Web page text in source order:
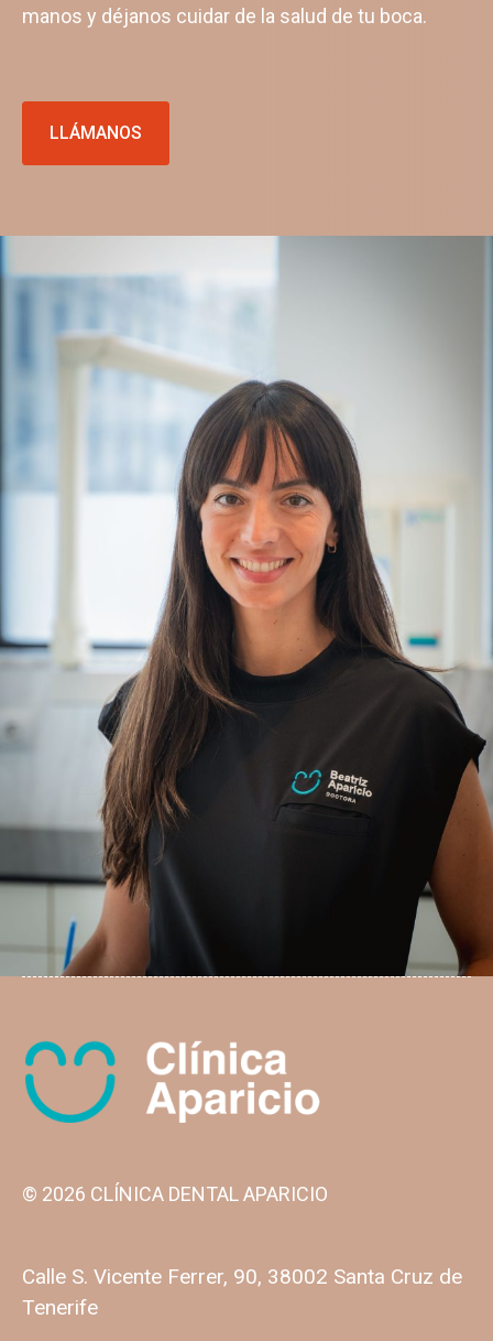
manos y déjanos cuidar de la salud de tu boca.
LLÁMANOS
© 2026 CLÍNICA DENTAL APARICIO
Calle S. Vicente Ferrer, 90, 38002 Santa Cruz de
Tenerife